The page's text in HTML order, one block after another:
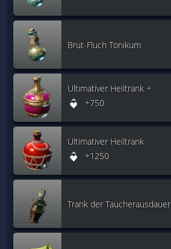
Brut-Fluch Tonikum
Ultimativer Heiltrank +
+750
Ultimativer Heiltrank
+1250
Trank der Taucherausdauer